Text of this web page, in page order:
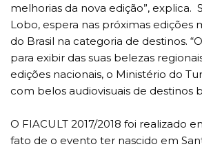
melhorias da nova edição”, explica.
Lobo, espera nas próximas edições
do Brasil na categoria de destinos.
para exibir das suas belezas
edições nacionais, o Ministério do
com belos audiovisuais de destinos
O FIACULT 2017/2018 foi realizado
fato de o evento ter nascido em